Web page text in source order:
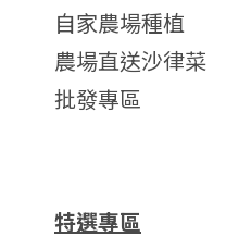
自家農場種植
農場直送沙律菜
批發專區
特選專區